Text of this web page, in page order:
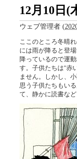
12月10日
ウェブ管理者 (
ここのところ冬晴
には雨が降ると登
降っているので運
す。子供たちは"赤
ません。しかし、
思う子供たちもい
て、静かに読書な